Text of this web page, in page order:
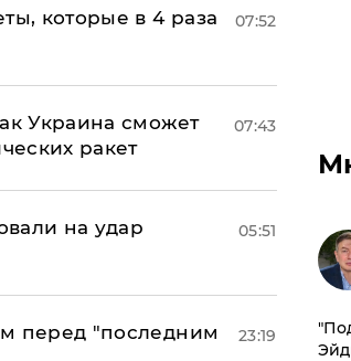
которые в 4 раза
07:52
Украина сможет
ракет
07:43
на удар
05:51
перед "последним
23:19